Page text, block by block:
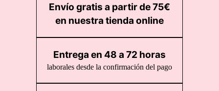
Envío gratis a partir de 75€
en nuestra tienda online
Entrega en 48 a 72 horas
laborales desde la confirmación del pago